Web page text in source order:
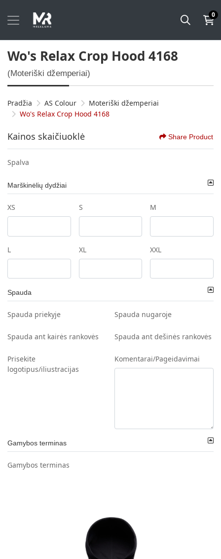
0
Wo's Relax Crop Hood 4168
(Moteriški džemperiai)
Pradžia AS Colour
Moteriški džemperiai
Wo's Relax Crop Hood 4168
Kainos skaičiuoklė Share Product
Spalva
Marškinėlių dydžiai
XS S M
L XL XXL
Spauda
Spauda priekyje Spauda nugaroje
Spauda ant kairės rankovės Spauda ant dešinės rankovės
Prisekite
logotipus/iliustracijas
Komentarai/Pageidavimai
Gamybos terminas
Gamybos terminas